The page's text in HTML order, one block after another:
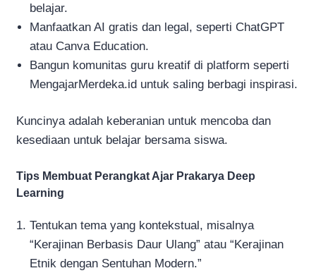
belajar.
Manfaatkan AI gratis dan legal, seperti ChatGPT
atau Canva Education.
Bangun komunitas guru kreatif di platform seperti
MengajarMerdeka.id untuk saling berbagi inspirasi.
Kuncinya adalah keberanian untuk mencoba dan
kesediaan untuk belajar bersama siswa.
Tips Membuat Perangkat Ajar Prakarya Deep
Learning
Tentukan tema yang kontekstual, misalnya
“Kerajinan Berbasis Daur Ulang” atau “Kerajinan
Etnik dengan Sentuhan Modern.”